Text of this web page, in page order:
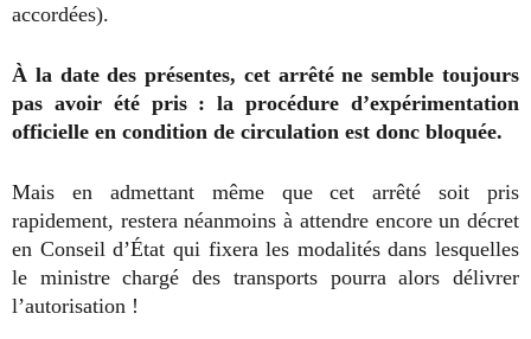
accordées).
À la date des présentes, cet arrêté ne semble toujours
pas avoir été pris : la procédure d’expérimentation
officielle en condition de circulation est donc bloquée.
Mais en admettant même que cet arrêté soit pris
rapidement, restera néanmoins à attendre encore un décret
en Conseil d’État qui fixera les modalités dans lesquelles
le ministre chargé des transports pourra alors délivrer
l’autorisation !